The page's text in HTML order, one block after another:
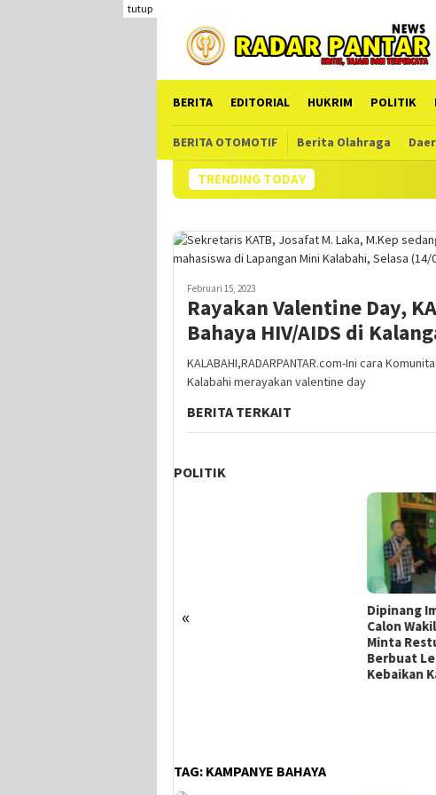
konten
tutup
BERITA EDITORIAL HUKRIM POLITIK
BERITA OTOMOTIF Berita Olahraga
TRENDING TODAY
Februari 15, 2023
Rayakan Valentine Day,
Bahaya HIV/AIDS di
KALABAHI,RADARPANTAR.com-Ini cara
Kalabahi merayakan valentine day
BERITA TERKAIT
POLITIK
«
Calon Wakil Bupati Alor, Rey
Dukung
Kaat
TAG: KAMPANYE BAHAYA